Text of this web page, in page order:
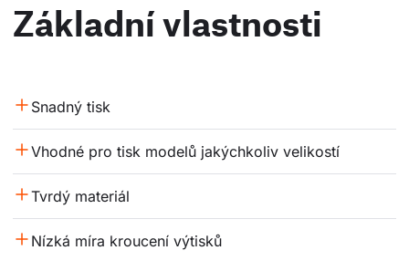
Základní vlastnosti
Snadný tisk
Vhodné pro tisk modelů jakýchkoliv velikostí
Tvrdý materiál
Nízká míra kroucení výtisků